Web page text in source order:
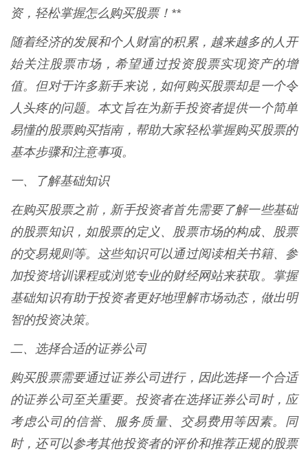
资，轻松掌握怎么购买股票！**
随着经济的发展和个人财富的积累，越来越多的人开
始关注股票市场，希望通过投资股票实现资产的增
值。但对于许多新手来说，如何购买股票却是一个令
人头疼的问题。本文旨在为新手投资者提供一个简单
易懂的股票购买指南，帮助大家轻松掌握购买股票的
基本步骤和注意事项。
一、了解基础知识
在购买股票之前，新手投资者首先需要了解一些基础
的股票知识，如股票的定义、股票市场的构成、股票
的交易规则等。这些知识可以通过阅读相关书籍、参
加投资培训课程或浏览专业的财经网站来获取。掌握
基础知识有助于投资者更好地理解市场动态，做出明
智的投资决策。
二、选择合适的证券公司
购买股票需要通过证券公司进行，因此选择一个合适
的证券公司至关重要。投资者在选择证券公司时，应
考虑公司的信誉、服务质量、交易费用等因素。同
时，还可以参考其他投资者的评价和推荐正规的股票